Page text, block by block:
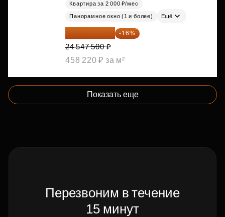
Квартира за 2 000 ₽/мес
Панорамное окно (1 и более) Ещё
20 619 900 ₽ -16%
24 547 500 ₽
458 220 ₽ за м²
Показать еще
Перезвоним в течение
15 минут